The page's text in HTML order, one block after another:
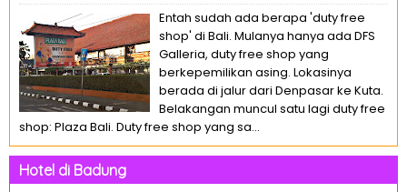
Entah sudah ada berapa 'duty free
shop' di Bali. Mulanya hanya ada DFS
Galleria, duty free shop yang
berkepemilikan asing. Lokasinya
berada di jalur dari Denpasar ke Kuta.
Belakangan muncul satu lagi duty free
shop: Plaza Bali. Duty free shop yang sa...
Hotel di Badung